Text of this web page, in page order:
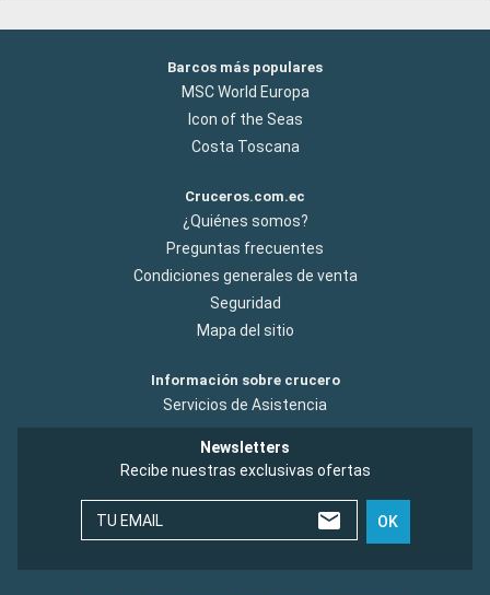
Barcos más populares
MSC World Europa
Icon of the Seas
Costa Toscana
Cruceros.com.ec
¿Quiénes somos?
Preguntas frecuentes
Condiciones generales de venta
Seguridad
Mapa del sitio
Información sobre crucero
Servicios de Asistencia
Newsletters
Recibe nuestras exclusivas ofertas
TU EMAIL OK